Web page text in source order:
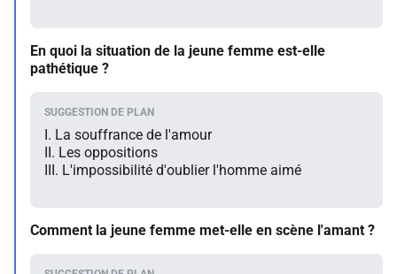
En quoi la situation de la jeune femme est-elle
pathétique ?
I. La souffrance de l'amour
II. Les oppositions
III. L'impossibilité d'oublier l'homme aimé
Comment la jeune femme met-elle en scène l'amant ?